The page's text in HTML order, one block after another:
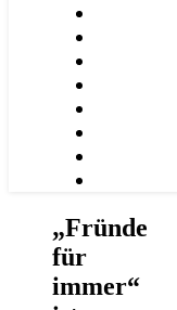
„Fründe
für
immer“